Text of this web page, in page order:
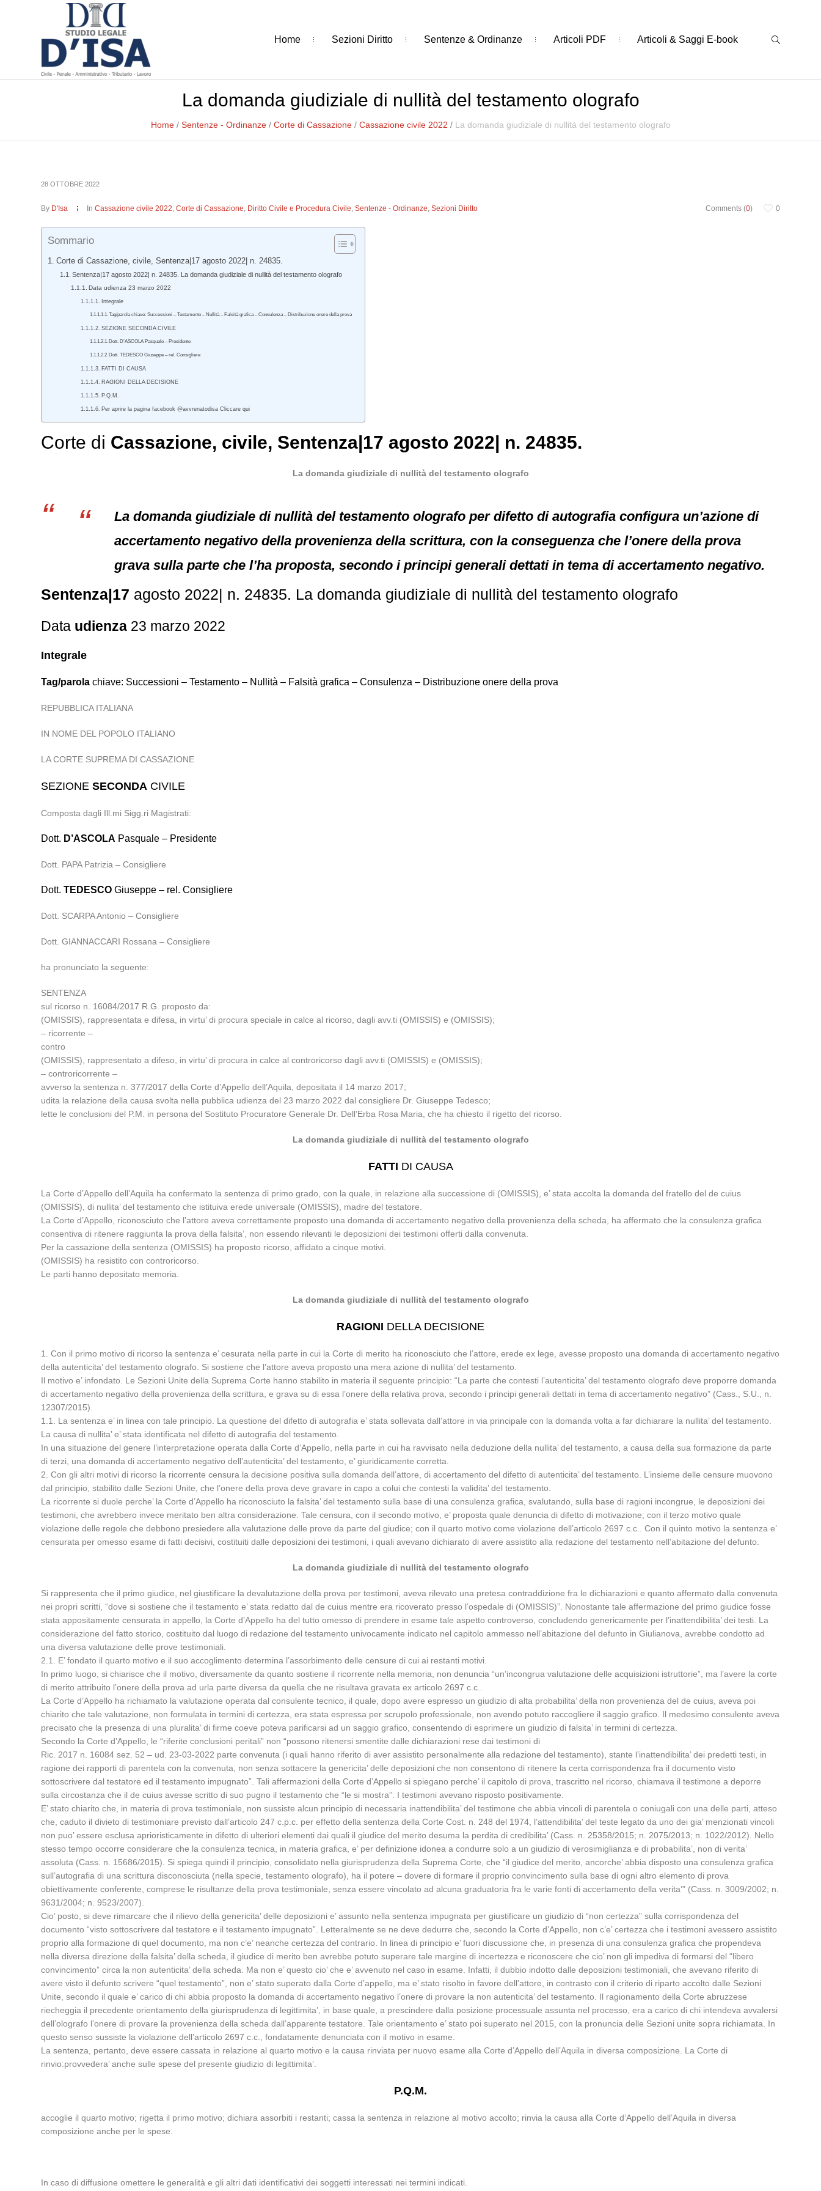
Home Sezioni Diritto Sentenze & Ordinanze Articoli PDF Articoli & Saggi E-book
La domanda giudiziale di nullità del testamento olografo
Home / Sentenze - Ordinanze / Corte di Cassazione / Cassazione civile 2022 / La domanda giudiziale di nullità del testamento olografo
28 OTTOBRE 2022
Comments (0) 0
By D'Isa InCassazione civile 2022,Corte di Cassazione, Diritto Civile e Procedura Civile,Sentenze - Ordinanze,Sezioni Diritto
Sommario
Corte di Cassazione, civile, Sentenza|17 agosto 2022| n. 24835.
Sentenza|17 agosto 2022| n. 24835. La domanda giudiziale di nullità del testamento olografo
Data udienza 23 marzo 2022
Integrale
Tag/parola chiave: Successioni – Testamento – Nullità – Falsità grafica – Consulenza – Distribuzione onere della prova
SEZIONE SECONDA CIVILE
Dott. D’ASCOLA Pasquale – Presidente
Dott. TEDESCO Giuseppe – rel. Consigliere
FATTI DI CAUSA
RAGIONI DELLA DECISIONE
P.Q.M.
Per aprire la pagina facebook @avvrenatodisa Cliccare qui
Corte di Cassazione, civile, Sentenza|17 agosto 2022| n. 24835.
La domanda giudiziale di nullità del testamento olografo
La domanda giudiziale di nullità del testamento olografo per difetto di autografia configura un’azione di
accertamento negativo della provenienza della scrittura, con la conseguenza che l’onere della prova
grava sulla parte che l’ha proposta, secondo i principi generali dettati in tema di accertamento negativo.
Sentenza|17 agosto 2022| n. 24835. La domanda giudiziale di nullità del testamento olografo
Data udienza 23 marzo 2022
Integrale
Tag/parola chiave: Successioni – Testamento – Nullità – Falsità grafica – Consulenza – Distribuzione onere della prova
REPUBBLICA ITALIANA
IN NOME DEL POPOLO ITALIANO
LA CORTE SUPREMA DI CASSAZIONE
SEZIONESECONDA CIVILE
Composta dagli Ill.mi Sigg.ri Magistrati:
Dott. D’ASCOLA Pasquale – Presidente
Dott. PAPA Patrizia – Consigliere
Dott.TEDESCO Giuseppe – rel. Consigliere
Dott. SCARPA Antonio – Consigliere
Dott. GIANNACCARI Rossana – Consigliere
ha pronunciato la seguente:
SENTENZA
sul ricorso n. 16084/2017 R.G. proposto da:
(OMISSIS), rappresentata e difesa, in virtu’ di procura speciale in calce al ricorso, dagli avv.ti (OMISSIS) e (OMISSIS);
– ricorrente –
contro
(OMISSIS), rappresentato a difeso, in virtu’ di procura in calce al controricorso dagli avv.ti (OMISSIS) e (OMISSIS);
– controricorrente –
avverso la sentenza n. 377/2017 della Corte d’Appello dell’Aquila, depositata il 14 marzo 2017;
udita la relazione della causa svolta nella pubblica udienza del 23 marzo 2022 dal consigliere Dr. Giuseppe Tedesco;
lette le conclusioni del P.M. in persona del Sostituto Procuratore Generale Dr. Dell’Erba Rosa Maria, che ha chiesto il rigetto del ricorso.
La domanda giudiziale di nullità del testamento olografo
FATTI DI CAUSA
La Corte d’Appello dell’Aquila ha confermato la sentenza di primo grado, con la quale, in relazione alla successione di (OMISSIS), e’ stata accolta la domanda del fratello del de cuius
(OMISSIS), di nullita’ del testamento che istituiva erede universale (OMISSIS), madre del testatore.
La Corte d’Appello, riconosciuto che l’attore aveva correttamente proposto una domanda di accertamento negativo della provenienza della scheda, ha affermato che la consulenza grafica
consentiva di ritenere raggiunta la prova della falsita’, non essendo rilevanti le deposizioni dei testimoni offerti dalla convenuta.
Per la cassazione della sentenza (OMISSIS) ha proposto ricorso, affidato a cinque motivi.
(OMISSIS) ha resistito con controricorso.
Le parti hanno depositato memoria.
La domanda giudiziale di nullità del testamento olografo
RAGIONI DELLA DECISIONE
1. Con il primo motivo di ricorso la sentenza e’ cesurata nella parte in cui la Corte di merito ha riconosciuto che l’attore, erede ex lege, avesse proposto una domanda di accertamento negativo
della autenticita’ del testamento olografo. Si sostiene che l’attore aveva proposto una mera azione di nullita’ del testamento.
Il motivo e’ infondato. Le Sezioni Unite della Suprema Corte hanno stabilito in materia il seguente principio: “La parte che contesti l’autenticita’ del testamento olografo deve proporre domanda
di accertamento negativo della provenienza della scrittura, e grava su di essa l’onere della relativa prova, secondo i principi generali dettati in tema di accertamento negativo” (Cass., S.U., n.
12307/2015).
1.1. La sentenza e’ in linea con tale principio. La questione del difetto di autografia e’ stata sollevata dall’attore in via principale con la domanda volta a far dichiarare la nullita’ del testamento.
La causa di nullita’ e’ stata identificata nel difetto di autografia del testamento.
In una situazione del genere l’interpretazione operata dalla Corte d’Appello, nella parte in cui ha ravvisato nella deduzione della nullita’ del testamento, a causa della sua formazione da parte
di terzi, una domanda di accertamento negativo dell’autenticita’ del testamento, e’ giuridicamente corretta.
2. Con gli altri motivi di ricorso la ricorrente censura la decisione positiva sulla domanda dell’attore, di accertamento del difetto di autenticita’ del testamento. L’insieme delle censure muovono
dal principio, stabilito dalle Sezioni Unite, che l’onere della prova deve gravare in capo a colui che contesti la validita’ del testamento.
La ricorrente si duole perche’ la Corte d’Appello ha riconosciuto la falsita’ del testamento sulla base di una consulenza grafica, svalutando, sulla base di ragioni incongrue, le deposizioni dei
testimoni, che avrebbero invece meritato ben altra considerazione. Tale censura, con il secondo motivo, e’ proposta quale denuncia di difetto di motivazione; con il terzo motivo quale
violazione delle regole che debbono presiedere alla valutazione delle prove da parte del giudice; con il quarto motivo come violazione dell’articolo 2697 c.c.. Con il quinto motivo la sentenza e’
censurata per omesso esame di fatti decisivi, costituiti dalle deposizioni dei testimoni, i quali avevano dichiarato di avere assistito alla redazione del testamento nell’abitazione del defunto.
La domanda giudiziale di nullità del testamento olografo
Si rappresenta che il primo giudice, nel giustificare la devalutazione della prova per testimoni, aveva rilevato una pretesa contraddizione fra le dichiarazioni e quanto affermato dalla convenuta
nei propri scritti, “dove si sostiene che il testamento e’ stata redatto dal de cuius mentre era ricoverato presso l’ospedale di (OMISSIS)”. Nonostante tale affermazione del primo giudice fosse
stata appositamente censurata in appello, la Corte d’Appello ha del tutto omesso di prendere in esame tale aspetto controverso, concludendo genericamente per l’inattendibilita’ dei testi. La
considerazione del fatto storico, costituito dal luogo di redazione del testamento univocamente indicato nel capitolo ammesso nell’abitazione del defunto in Giulianova, avrebbe condotto ad
una diversa valutazione delle prove testimoniali.
2.1. E’ fondato il quarto motivo e il suo accoglimento determina l’assorbimento delle censure di cui ai restanti motivi.
In primo luogo, si chiarisce che il motivo, diversamente da quanto sostiene il ricorrente nella memoria, non denuncia “un’incongrua valutazione delle acquisizioni istruttorie”, ma l’avere la corte
di merito attribuito l’onere della prova ad urla parte diversa da quella che ne risultava gravata ex articolo 2697 c.c..
La Corte d’Appello ha richiamato la valutazione operata dal consulente tecnico, il quale, dopo avere espresso un giudizio di alta probabilita’ della non provenienza del de cuius, aveva poi
chiarito che tale valutazione, non formulata in termini di certezza, era stata espressa per scrupolo professionale, non avendo potuto raccogliere il saggio grafico. Il medesimo consulente aveva
precisato che la presenza di una pluralita’ di firme coeve poteva parificarsi ad un saggio grafico, consentendo di esprimere un giudizio di falsita’ in termini di certezza.
Secondo la Corte d’Appello, le “riferite conclusioni peritali” non “possono ritenersi smentite dalle dichiarazioni rese dai testimoni di
Ric. 2017 n. 16084 sez. 52 – ud. 23-03-2022 parte convenuta (i quali hanno riferito di aver assistito personalmente alla redazione del testamento), stante l’inattendibilita’ dei predetti testi, in
ragione dei rapporti di parentela con la convenuta, non senza sottacere la genericita’ delle deposizioni che non consentono di ritenere la certa corrispondenza fra il documento visto
sottoscrivere dal testatore ed il testamento impugnato”. Tali affermazioni della Corte d’Appello si spiegano perche’ il capitolo di prova, trascritto nel ricorso, chiamava il testimone a deporre
sulla circostanza che il de cuius avesse scritto di suo pugno il testamento che “le si mostra”. I testimoni avevano risposto positivamente.
E’ stato chiarito che, in materia di prova testimoniale, non sussiste alcun principio di necessaria inattendibilita’ del testimone che abbia vincoli di parentela o coniugali con una delle parti, atteso
che, caduto il divieto di testimoniare previsto dall’articolo 247 c.p.c. per effetto della sentenza della Corte Cost. n. 248 del 1974, l’attendibilita’ del teste legato da uno dei gia’ menzionati vincoli
non puo’ essere esclusa aprioristicamente in difetto di ulteriori elementi dai quali il giudice del merito desuma la perdita di credibilita’ (Cass. n. 25358/2015; n. 2075/2013; n. 1022/2012). Nello
stesso tempo occorre considerare che la consulenza tecnica, in materia grafica, e’ per definizione idonea a condurre solo a un giudizio di verosimiglianza e di probabilita’, non di verita’
assoluta (Cass. n. 15686/2015). Si spiega quindi il principio, consolidato nella giurisprudenza della Suprema Corte, che “il giudice del merito, ancorche’ abbia disposto una consulenza grafica
sull’autografia di una scrittura disconosciuta (nella specie, testamento olografo), ha il potere – dovere di formare il proprio convincimento sulla base di ogni altro elemento di prova
obiettivamente conferente, comprese le risultanze della prova testimoniale, senza essere vincolato ad alcuna graduatoria fra le varie fonti di accertamento della verita’” (Cass. n. 3009/2002; n.
9631/2004; n. 9523/2007).
Cio’ posto, si deve rimarcare che il rilievo della genericita’ delle deposizioni e’ assunto nella sentenza impugnata per giustificare un giudizio di “non certezza” sulla corrispondenza del
documento “visto sottoscrivere dal testatore e il testamento impugnato”. Letteralmente se ne deve dedurre che, secondo la Corte d’Appello, non c’e’ certezza che i testimoni avessero assistito
proprio alla formazione di quel documento, ma non c’e’ neanche certezza del contrario. In linea di principio e’ fuori discussione che, in presenza di una consulenza grafica che propendeva
nella diversa direzione della falsita’ della scheda, il giudice di merito ben avrebbe potuto superare tale margine di incertezza e riconoscere che cio’ non gli impediva di formarsi del “libero
convincimento” circa la non autenticita’ della scheda. Ma non e’ questo cio’ che e’ avvenuto nel caso in esame. Infatti, il dubbio indotto dalle deposizioni testimoniali, che avevano riferito di
avere visto il defunto scrivere “quel testamento”, non e’ stato superato dalla Corte d’appello, ma e’ stato risolto in favore dell’attore, in contrasto con il criterio di riparto accolto dalle Sezioni
Unite, secondo il quale e’ carico di chi abbia proposto la domanda di accertamento negativo l’onere di provare la non autenticita’ del testamento. Il ragionamento della Corte abruzzese
riecheggia il precedente orientamento della giurisprudenza di legittimita’, in base quale, a prescindere dalla posizione processuale assunta nel processo, era a carico di chi intendeva avvalersi
dell’olografo l’onere di provare la provenienza della scheda dall’apparente testatore. Tale orientamento e’ stato poi superato nel 2015, con la pronuncia delle Sezioni unite sopra richiamata. In
questo senso sussiste la violazione dell’articolo 2697 c.c., fondatamente denunciata con il motivo in esame.
La sentenza, pertanto, deve essere cassata in relazione al quarto motivo e la causa rinviata per nuovo esame alla Corte d’Appello dell’Aquila in diversa composizione. La Corte di
rinvio:provvedera’ anche sulle spese del presente giudizio di legittimita’.
P.Q.M.
accoglie il quarto motivo; rigetta il primo motivo; dichiara assorbiti i restanti; cassa la sentenza in relazione al motivo accolto; rinvia la causa alla Corte d’Appello dell’Aquila in diversa
composizione anche per le spese.
In caso di diffusione omettere le generalità e gli altri dati identificativi dei soggetti interessati nei termini indicati.